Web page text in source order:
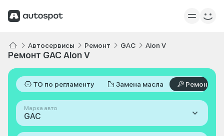
Автосервисы Ремонт GAC Aion V
Ремонт GAC Aion V
ТО по регламенту Замена масла Ремонт
Марка авто
GAC